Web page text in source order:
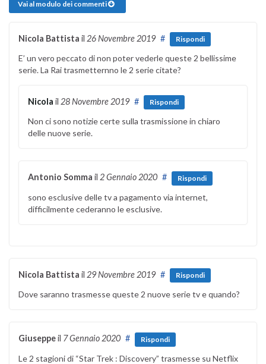
Vai al modulo dei commenti
Nicola Battista il 26 Novembre 2019 # Rispondi
E’ un vero peccato di non poter vederle queste 2 bellissime
serie. La Rai trasmetternno le 2 serie citate?
Nicola il 28 Novembre 2019 # Rispondi
Non ci sono notizie certe sulla trasmissione in chiaro
delle nuove serie.
Antonio Somma il 2 Gennaio 2020 # Rispondi
sono esclusive delle tv a pagamento via internet,
difficilmente cederanno le esclusive.
Nicola Battista il 29 Novembre 2019 # Rispondi
Dove saranno trasmesse queste 2 nuove serie tv e quando?
Giuseppeil 7 Gennaio 2020 # Rispondi
Le 2 stagioni di “Star Trek : Discovery” trasmesse su Netflix